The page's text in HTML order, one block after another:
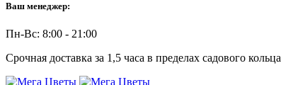
Ваш менеджер:
Пн-Вс: 8:00 - 21:00
Срочная доставка за 1,5 часа в пределах садового кольца